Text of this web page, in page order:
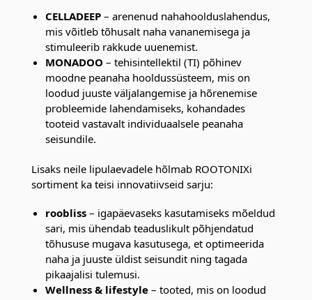
CELLADEEP – arenenud nahahoolduslahendus,
mis võitleb tõhusalt naha vananemisega ja
stimuleerib rakkude uuenemist.
MONADOO – tehisintellektil (TI) põhinev
moodne peanaha hooldussüsteem, mis on
loodud juuste väljalangemise ja hõrenemise
probleemide lahendamiseks, kohandades
tooteid vastavalt individuaalsele peanaha
seisundile.
Lisaks neile lipulaevadele hõlmab ROOTONIXi
sortiment ka teisi innovatiivseid sarju:
roobliss – igapäevaseks kasutamiseks mõeldud
sari, mis ühendab teaduslikult põhjendatud
tõhususe mugava kasutusega, et optimeerida
naha ja juuste üldist seisundit ning tagada
pikaajalisi tulemusi.
Wellness & lifestyle – tooted, mis on loodud